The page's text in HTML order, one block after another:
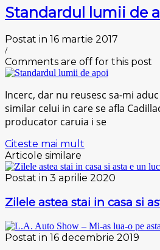
Standardul lumii de
Postat in 16 martie 2017
/
Comments are off for this post
Incerc, dar nu reusesc sa-mi
similar celui in care se afla
producator caruia i se
Citeste mai mult
Articole similare
Postat in 3 aprilie 2020
Zilele astea stai in casa si
Postat in 16 decembrie 2019